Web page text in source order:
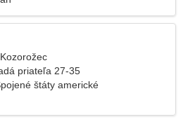
priateľa 27-35
štáty americké